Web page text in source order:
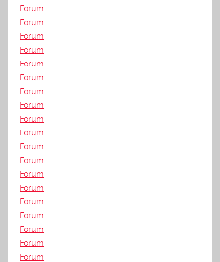
Forum
Forum
Forum
Forum
Forum
Forum
Forum
Forum
Forum
Forum
Forum
Forum
Forum
Forum
Forum
Forum
Forum
Forum
Forum